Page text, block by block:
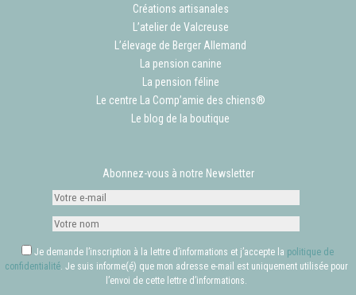
Créations artisanales
L’atelier de Valcreuse
L’élevage de Berger Allemand
La pension canine
La pension féline
Le centre La Comp’amie des chiens®
Le blog de la boutique
Abonnez-vous à notre Newsletter
Je demande l’inscription à la lettre d’informations et j’accepte la politique de
confidentialité. Je suis informe(é) que mon adresse e-mail est uniquement utilisée pour
l’envoi de cette lettre d’informations.